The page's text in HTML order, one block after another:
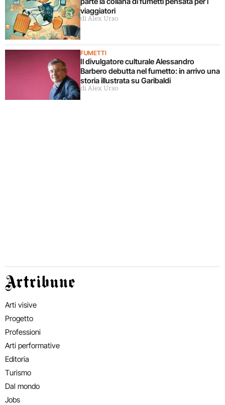
viaggiatori
di Alex Urso
FUMETTI
Il divulgatore culturale Alessandro
Barbero debutta nel fumetto: in arrivo una
storia illustrata su Garibaldi
di Alex Urso
Artribune
Arti visive
Progetto
Professioni
Arti performative
Editoria
Turismo
Dal mondo
Jobs